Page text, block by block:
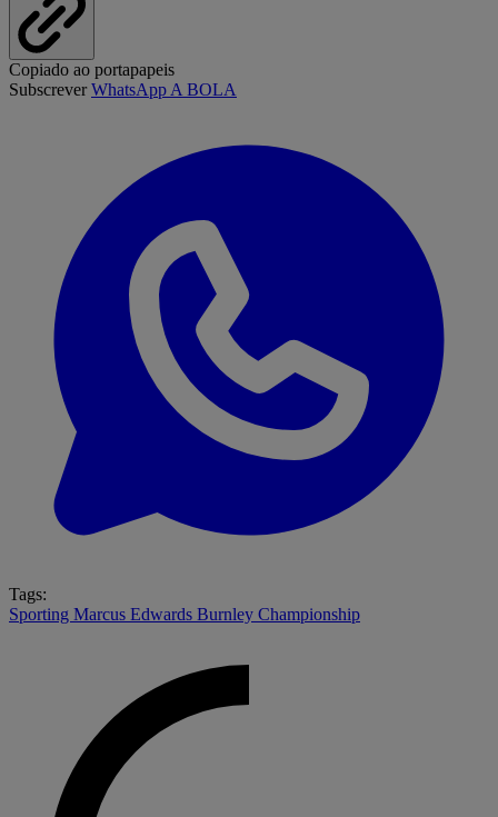
Copiado ao portapapeis
SubscreverWhatsApp A BOLA
Tags:
Sporting Marcus Edwards Burnley Championship